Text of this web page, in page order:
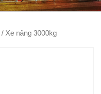
/ Xe nâng 3000kg